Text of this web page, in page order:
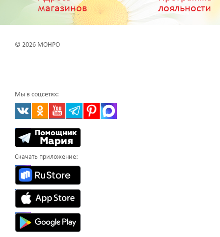
магазинов
лояльности
© 2026 МОНРО
Мы в соцсетях:
Скачать приложение: